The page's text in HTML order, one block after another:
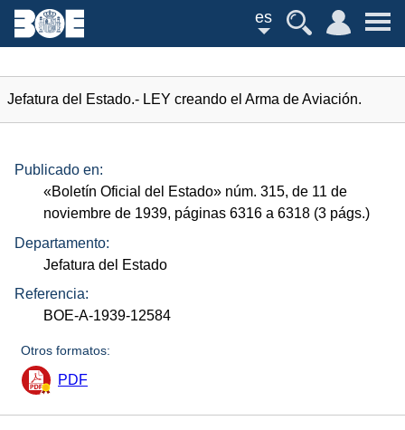
es
Jefatura del Estado.- LEY creando el Arma de Aviación.
Publicado en:
«Boletín Oficial del Estado» núm. 315, de 11 de
noviembre de 1939, páginas 6316 a 6318 (3 págs.)
Departamento:
Jefatura del Estado
Referencia:
BOE-A-1939-12584
Otros formatos:
PDF